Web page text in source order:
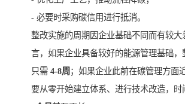
- 必要时采购碳信用进行抵消。
整改实施的周期因企业基础不同而有较大
言，如果企业具备较好的能源管理基础，
只需 4-8周 ；如果企业此前在碳管理方面
要从零开始建立体系、进行技术改造，时